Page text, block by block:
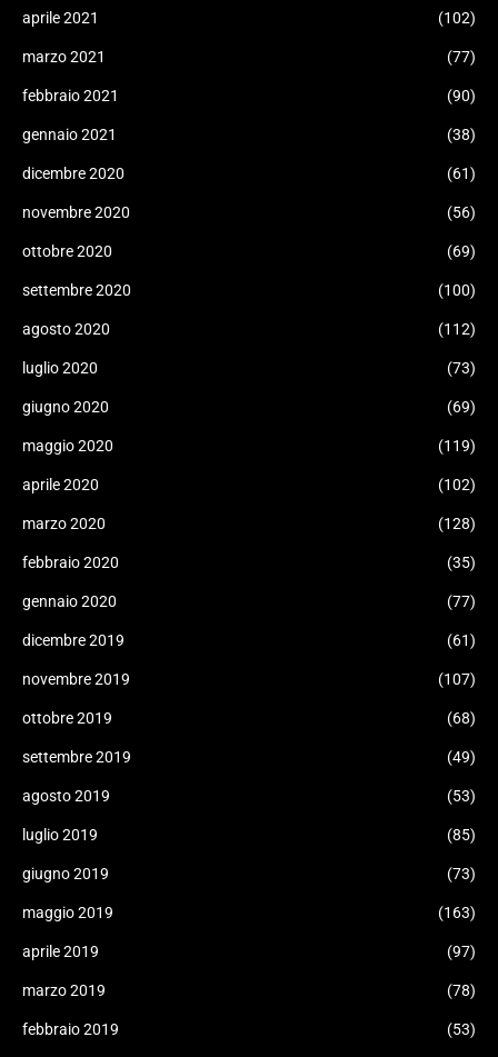
aprile 2021 (102)
marzo 2021 (77)
febbraio 2021 (90)
gennaio 2021 (38)
dicembre 2020 (61)
novembre 2020 (56)
ottobre 2020 (69)
settembre 2020 (100)
agosto 2020 (112)
luglio 2020 (73)
giugno 2020 (69)
maggio 2020 (119)
aprile 2020 (102)
marzo 2020 (128)
febbraio 2020 (35)
gennaio 2020 (77)
dicembre 2019 (61)
novembre 2019 (107)
ottobre 2019 (68)
settembre 2019 (49)
agosto 2019 (53)
luglio 2019 (85)
giugno 2019 (73)
maggio 2019 (163)
aprile 2019 (97)
marzo 2019 (78)
febbraio 2019 (53)